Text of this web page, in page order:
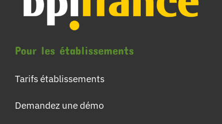
Pour les établissements
Tarifs établissements
Demandez une démo